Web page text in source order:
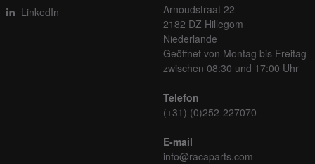
LinkedIn
Arnoudstraat 22
2182 DZ Hillegom
Niederlande
Geöffnet von Montag bis Freitag
zwischen 08:30 und 17:00 Uhr
Telefon
(+31) (0)252-227070
E-mail
info@racaparts.com